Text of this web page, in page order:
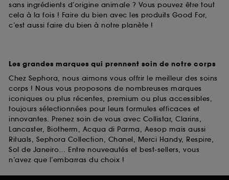
sans ingrédients d’origine animale ? Vous pouvez être tout
cela à la fois ! Faire du bien avec les produits Good For,
c’est aussi faire du bien à notre planète !
Les grandes marques qui prennent soin de notre corps
Chez Sephora, nous aimons vous offrir le meilleur des soins
corps ! Nous vous proposons de nombreuses marques
iconiques ou plus récentes, premium ou plus accessibles,
toujours sélectionnées pour leurs formules efficaces et
innovantes. Prenez soin de vous avec Collistar, Clarins,
Lancaster, Biotherm, Acqua di Parma, Aesop mais aussi
Rituals, Sephora Collection, Chanel, Merci Handy, Respire,
Sol de Janeiro… Entre nouveautés et best-sellers, vous
n’avez que l’embarras du choix !